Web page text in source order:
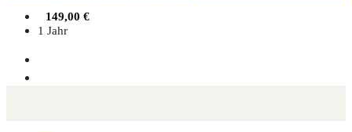
149,00 €
1 Jahr